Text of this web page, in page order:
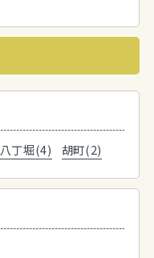
八丁堀(4) 胡町(2)